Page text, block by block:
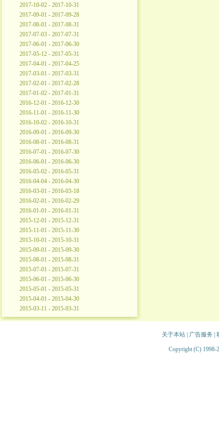
2017-10-02 - 2017-10-31
2017-09-01 - 2017-09-28
2017-08-01 - 2017-08-31
2017-07-03 - 2017-07-31
2017-06-01 - 2017-06-30
2017-05-12 - 2017-05-31
2017-04-01 - 2017-04-25
2017-03-01 - 2017-03-31
2017-02-01 - 2017-02-28
2017-01-02 - 2017-01-31
2016-12-01 - 2016-12-30
2016-11-01 - 2016-11-30
2016-10-02 - 2016-10-31
2016-09-01 - 2016-09-30
2016-08-01 - 2016-08-31
2016-07-01 - 2016-07-30
2016-06-01 - 2016-06-30
2016-05-02 - 2016-05-31
2016-04-04 - 2016-04-30
2016-03-01 - 2016-03-18
2016-02-01 - 2016-02-29
2016-01-01 - 2016-01-31
2015-12-01 - 2015-12-31
2015-11-01 - 2015-11-30
2015-10-01 - 2015-10-31
2015-09-01 - 2015-09-30
2015-08-01 - 2015-08-31
2015-07-01 - 2015-07-31
2015-06-01 - 2015-06-30
2015-05-01 - 2015-05-31
2015-04-01 - 2015-04-30
2015-03-11 - 2015-03-31
关于本站| 广告服务
Copyright (C) 1998-